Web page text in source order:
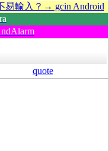
易輸入？→ gcin Android
quote